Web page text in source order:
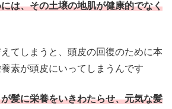
は、その土壌の地肌が健康的でなく
てしまうと、頭皮の回復のために本
素が頭皮にいってしまうんです
髪に栄養をいきわたらせ、元気な髪